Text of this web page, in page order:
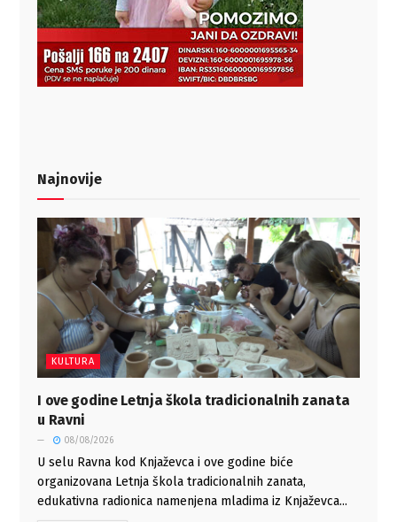
Najnovije
KULTURA
I ove godine Letnja škola tradicionalnih zanata
u Ravni
08/08/2026
U selu Ravna kod Knjaževca i ove godine biće
organizovana Letnja škola tradicionalnih zanata,
edukativna radionica namenjena mladima iz Knjaževca...